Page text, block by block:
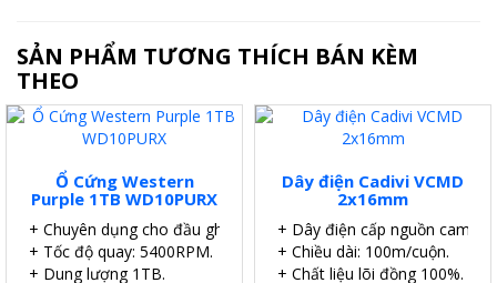
SẢN PHẨM TƯƠNG THÍCH BÁN KÈM
THEO
Ổ Cứng Western
Purple 1TB WD10PURX
+ Chuyên dụng cho đầu ghi.
+ Tốc độ quay: 5400RPM.
+ Dung lượng 1TB.
Dây điện Cadivi VCMD
2x16mm
+ Dây điện cấp nguồn camera.
+ Chiều dài: 100m/cuộn.
+ Chất liệu lõi đồng 100%.